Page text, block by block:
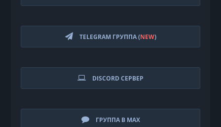
TELEGRAM ГРУППА (NEW)
DISCORD СЕРВЕР
ГРУППА В MAX